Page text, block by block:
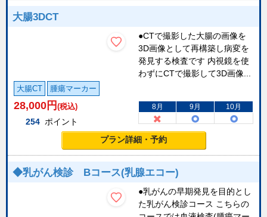
大腸3DCT
●CTで撮影した大腸の画像を
3D画像として再構築し病変を
発見する検査です 内視鏡を使
わずにCTで撮影して3D画像...
大腸CT 腫瘍マーカー
28,000 円 (税込)
254 ポイント
8月 9月 10月
プラン詳細・予約
◆乳がん検診 Bコース(乳腺エコー)
●乳がんの早期発見を目的とし
た乳がん検診コース こちらの